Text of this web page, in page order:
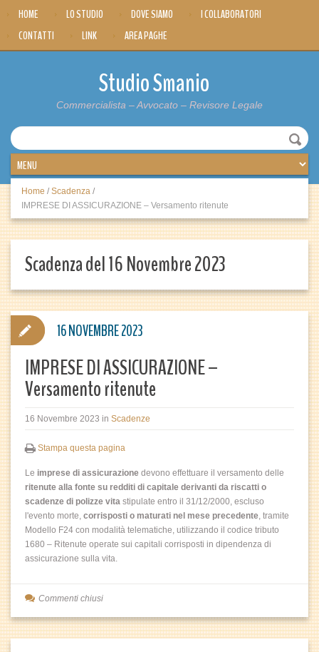
HOME LO STUDIO DOVE SIAMO
I COLLABORATORI
CONTATTI
LINK AREA PAGHE
Studio Smanio
Commercialista – Avvocato – Revisore Legale
Home / Scadenza /
IMPRESE DI ASSICURAZIONE – Versamento ritenute
Scadenza del 16 Novembre 2023
IMPRESE DI ASSICURAZIONE –
Versamento ritenute
16 Novembre 2023 in Scadenze
Stampa questa pagina
Le imprese di assicurazione devono effettuare il versamento delle
ritenute alla fonte su redditi di capitale derivanti da riscatti o
scadenze di polizze vita stipulate entro il 31/12/2000, escluso
l'evento morte, corrisposti o maturati nel mese precedente, tramite
Modello F24 con modalità telematiche, utilizzando il codice tributo
1680 – Ritenute operate sui capitali corrisposti in dipendenza di
assicurazione sulla vita.
16 NOVEMBRE 2023
Commenti chiusi